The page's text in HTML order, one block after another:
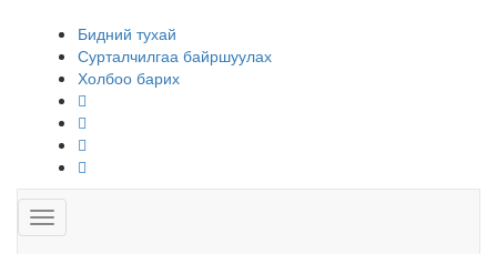
Бидний тухай
Сурталчилгаа байршуулах
Холбоо барих
Toggle
navigation